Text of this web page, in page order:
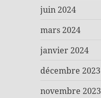
juin 2024
mars 2024
janvier 2024
décembre 2023
novembre 2023